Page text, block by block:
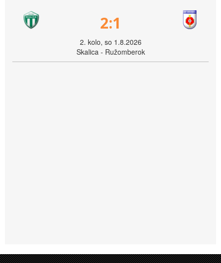
2:1
2. kolo, so 1.8.2026
Skalica - Ružomberok